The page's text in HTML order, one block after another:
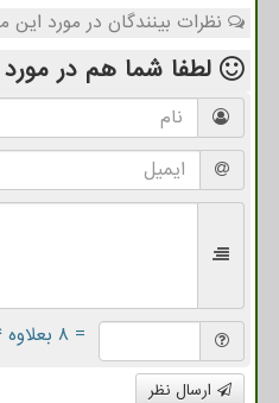
نظرات بینندگان در مورد این
لطفا شما هم در
= ۸ بعلاوه ۴
ارسال نظر